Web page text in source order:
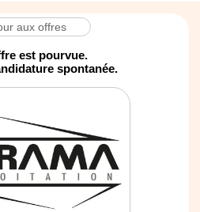
aux offres
est pourvue.
spontanée.